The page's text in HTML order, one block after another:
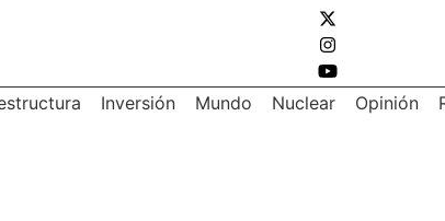
Inversión Mundo Nuclear Opinión